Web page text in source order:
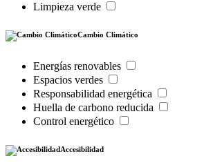
Limpieza verde
Cambio Climático
Energías renovables
Espacios verdes
Responsabilidad energética
Huella de carbono reducida
Control energético
Accesibilidad